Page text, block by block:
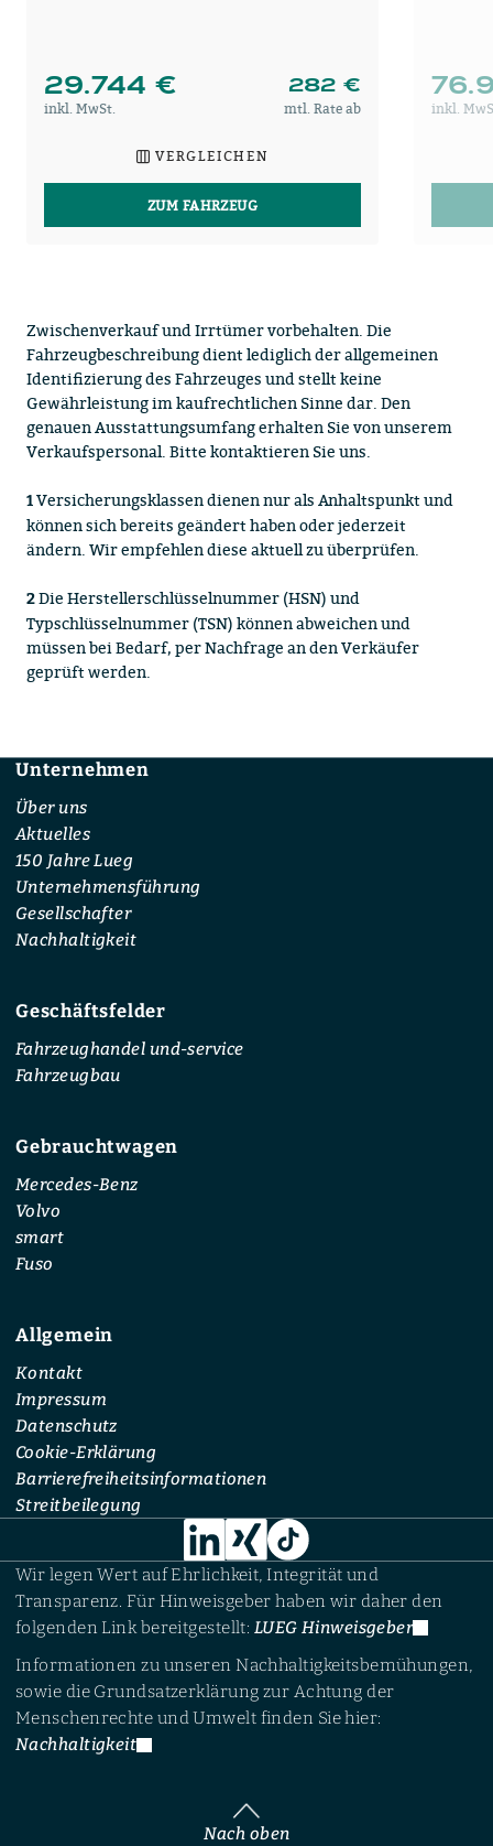
29.744 € 282 €
inkl. MwSt. mtl. Rate ab
VERGLEICHEN
ZUM FAHRZEUG
inkl.
Zwischenverkauf und Irrtümer vorbehalten. Die
Fahrzeugbeschreibung dient lediglich der allgemeinen
Identifizierung des Fahrzeuges und stellt keine
Gewährleistung im kaufrechtlichen Sinne dar. Den
genauen Ausstattungsumfang erhalten Sie von unserem
Verkaufspersonal. Bitte kontaktieren Sie uns.
1Versicherungsklassen dienen nur als Anhaltspunkt und
können sich bereits geändert haben oder jederzeit
ändern. Wir empfehlen diese aktuell zu überprüfen.
2Die Herstellerschlüsselnummer (HSN) und
Typschlüsselnummer (TSN) können abweichen und
müssen bei Bedarf, per Nachfrage an den Verkäufer
geprüft werden.
Footer
Unternehmen
Über uns
Aktuelles
150 Jahre Lueg
Unternehmensführung
Gesellschafter
Nachhaltigkeit
Geschäftsfelder
Fahrzeughandel und-service
Fahrzeugbau
Gebrauchtwagen
Mercedes-Benz
Volvo
smart
Fuso
Allgemein
Kontakt
Impressum
Datenschutz
Cookie-Erklärung
Barrierefreiheitsinformationen
Streitbeilegung
Wir legen Wert auf Ehrlichkeit, Integrität und
Transparenz. Für Hinweisgeber haben wir daher den
folgenden Link bereitgestellt: LUEG Hinweisgeber
Informationen zu unseren Nachhaltigkeitsbemühungen,
sowie die Grundsatzerklärung zur Achtung der
Menschenrechte und Umwelt finden Sie hier:
Nachhaltigkeit
Nach oben